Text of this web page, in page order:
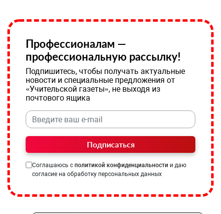
Профессионалам —
профессиональную рассылку!
Подпишитесь, чтобы получать актуальные
новости и специальные предложения от
«Учительской газеты», не выходя из
почтового ящика
Подписаться
Соглашаюсь с политикой конфиденциальности и даю
согласие на обработку персональных данных